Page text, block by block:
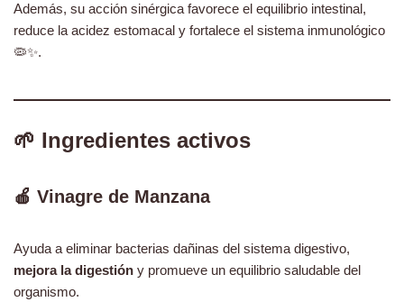
Además, su acción sinérgica favorece el equilibrio intestinal,
reduce la acidez estomacal y fortalece el sistema inmunológico
🦠✨.
🌱 Ingredientes activos
🍎 Vinagre de Manzana
Ayuda a eliminar bacterias dañinas del sistema digestivo,
mejora la digestión y promueve un equilibrio saludable del
organismo.